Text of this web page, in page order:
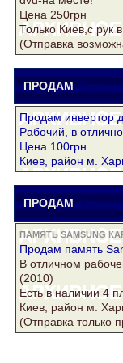
Цена 250грн
Только Киев,с рук
(Отправка
ПРОДАМ Drake
Продам инвертор
Рабочий, в
Цена 100грн
Киев, район м.
ПРОДАМ Drake
ПАМЯТЬ SAMSUNG
Продам память
В отличном
(2010)
Есть в наличии 4
Киев, район м.
(Отправка только